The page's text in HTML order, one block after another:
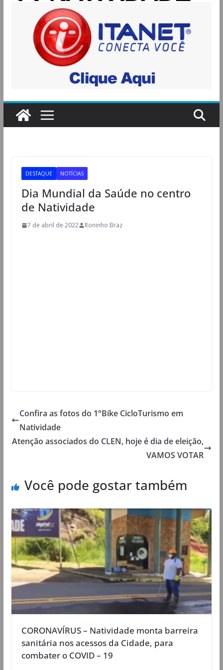
DESTAQUE NOTÍCIAS
Dia Mundial da Saúde no centro
de Natividade
7 de abril de 2022 Roninho Braz
Confira as fotos do 1°Bike CicloTurismo em
Natividade
Atenção associados do CLEN, hoje é dia de eleição,
VAMOS VOTAR
Você pode gostar também
CORONAVÍRUS – Natividade monta barreira
sanitária nos acessos da Cidade, para
combater o COVID – 19